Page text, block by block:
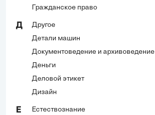
Гражданское право
Д
Другое
Детали машин
Документоведение и архивоведение
Деньги
Деловой этикет
Дизайн
Е Естествознание